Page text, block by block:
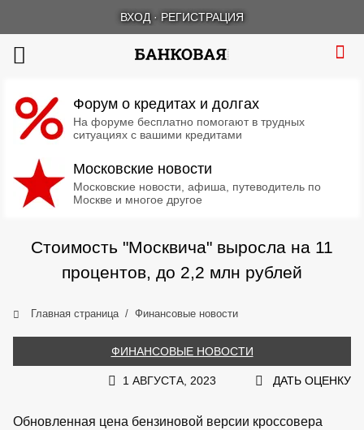
ВХОД · РЕГИСТРАЦИЯ
Форум о кредитах и долгах
На форуме бесплатно помогают в трудных
ситуациях с вашими кредитами
Московские новости
Московские новости, афиша, путеводитель по
Москве и многое другое
Стоимость "Москвича" выросла на 11
процентов, до 2,2 млн рублей
Главная страница Финансовые новости
ФИНАНСОВЫЕ НОВОСТИ
1 АВГУСТА, 2023 ДАТЬ ОЦЕНКУ
Обновленная цена бензиновой версии кроссовера